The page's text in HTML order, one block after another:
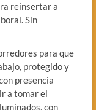
reinsertar a
Sin
para que
protegido y
presencia
a tomar el
con